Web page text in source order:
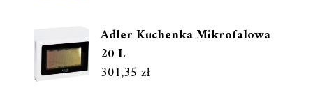
Adler Kuchenka Mikrofalowa
20 L
301,35 zł